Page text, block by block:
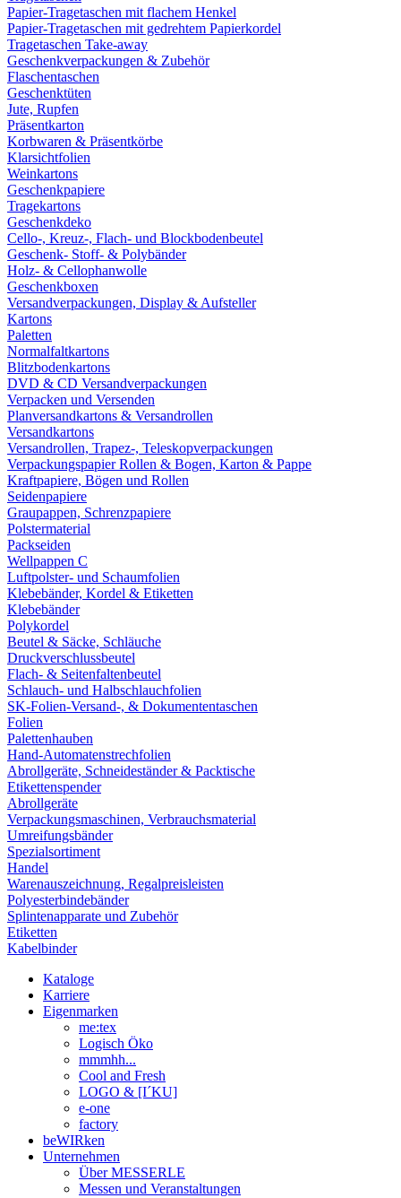
Papier-Tragetaschen mit flachem Henkel
Papier-Tragetaschen mit gedrehtem Papierkordel
Tragetaschen Take-away
Geschenkverpackungen & Zubehör
Flaschentaschen
Geschenktüten
Jute, Rupfen
Präsentkarton
Korbwaren & Präsentkörbe
Klarsichtfolien
Weinkartons
Geschenkpapiere
Tragekartons
Geschenkdeko
Cello-, Kreuz-, Flach- und Blockbodenbeutel
Geschenk- Stoff- & Polybänder
Holz- & Cellophanwolle
Geschenkboxen
Versandverpackungen, Display & Aufsteller
Kartons
Paletten
Normalfaltkartons
Blitzbodenkartons
DVD & CD Versandverpackungen
Verpacken und Versenden
Planversandkartons & Versandrollen
Versandkartons
Versandrollen, Trapez-, Teleskopverpackungen
Verpackungspapier Rollen & Bogen, Karton & Pappe
Kraftpapiere, Bögen und Rollen
Seidenpapiere
Graupappen, Schrenzpapiere
Polstermaterial
Packseiden
Wellpappen C
Luftpolster- und Schaumfolien
Klebebänder, Kordel & Etiketten
Klebebänder
Polykordel
Beutel & Säcke, Schläuche
Druckverschlussbeutel
Flach- & Seitenfaltenbeutel
Schlauch- und Halbschlauchfolien
SK-Folien-Versand-, & Dokumententaschen
Folien
Palettenhauben
Hand-Automatenstrechfolien
Abrollgeräte, Schneideständer & Packtische
Etikettenspender
Abrollgeräte
Verpackungsmaschinen, Verbrauchsmaterial
Umreifungsbänder
Spezialsortiment
Handel
Warenauszeichnung, Regalpreisleisten
Polyesterbindebänder
Splintenapparate und Zubehör
Etiketten
Kabelbinder
Kataloge
Karriere
Eigenmarken
me:tex
Logisch Öko
mmmhh...
Cool and Fresh
LOGO & [I´KU]
e-one
factory
beWIRken
Unternehmen
Über MESSERLE
Messen und Veranstaltungen